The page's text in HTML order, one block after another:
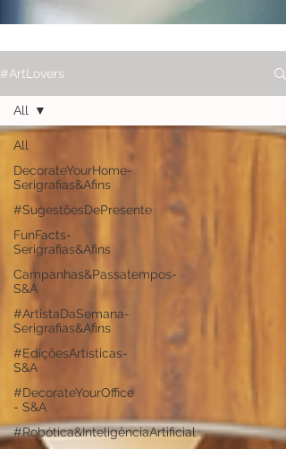
#ArtLovers
All
DecorateYourHome-
Serigrafias&Afins
#SugestõesDePresente
FunFacts-
Serigrafias&Afins
Campanhas&Passatempos-
S&A
#ArtistaDaSemana-
Serigrafias&Afins
#EdiçõesArtísticas-
S&A
#DecorateYourOffice
- S&A
#Robótica&InteligênciaArtificial
All